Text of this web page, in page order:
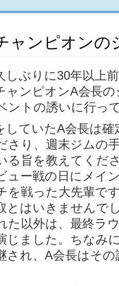
ャンピオンの
しぶりに30年以上
ャンピオンA会長
ントの誘いに行っ
していたA会長は
さり、週末ジムの
る旨を教えてくだ
ュー戦の日にメイ
を戦った大先輩で
とはいきませんで
た以外は、最終ラ
じました。ちなみ
され、A会長はそ